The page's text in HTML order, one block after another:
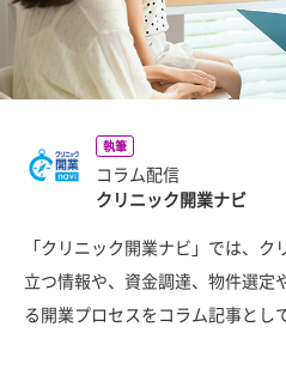
執筆
コラム配信
クリニック開業ナビ
「クリニック開業ナビ」では、
立つ情報や、資金調達、物件選定
る開業プロセスをコラム記事とし